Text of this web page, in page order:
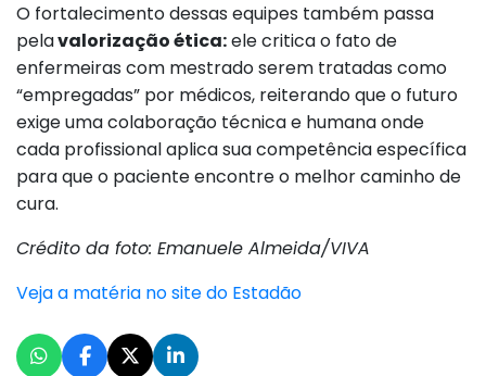
O fortalecimento dessas equipes também passa
pelavalorização ética:ele critica o fato de
enfermeiras com mestrado serem tratadas como
“empregadas” por médicos, reiterando que o futuro
exige uma colaboração técnica e humana onde
cada profissional aplica sua competência específica
para que o paciente encontre o melhor caminho de
cura.
Crédito da foto: Emanuele Almeida/VIVA
Veja a matéria no site do Estadão